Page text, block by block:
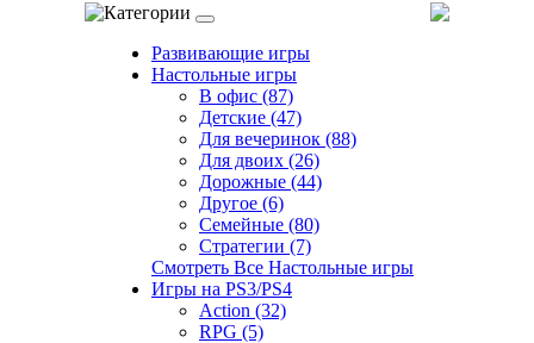
Категории
Развивающие игры
Настольные игры
В офис (87)
Детские (47)
Для вечеринок (88)
Для двоих (26)
Дорожные (44)
Другое (6)
Семейные (80)
Стратегии (7)
Смотреть Все Настольные игры
Игры на PS3/PS4
Action (32)
RPG (5)